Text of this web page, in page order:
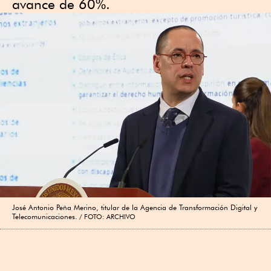
avance de 60%.
José Antonio Peña Merino, titular de la Agencia de Transformación Digital y
Telecomunicaciones.
FOTO: ARCHIVO